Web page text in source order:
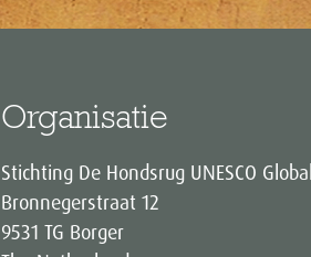
Organisatie
Stichting De Hondsrug UNESCO
Bronnegerstraat 12
9531 TG Borger